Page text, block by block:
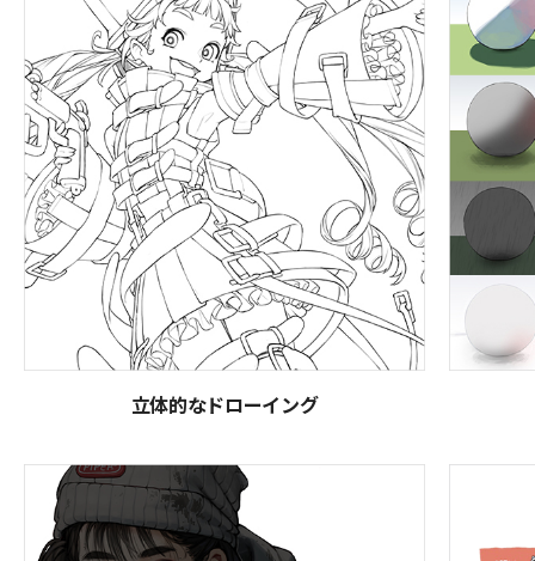
立体的なドローイング